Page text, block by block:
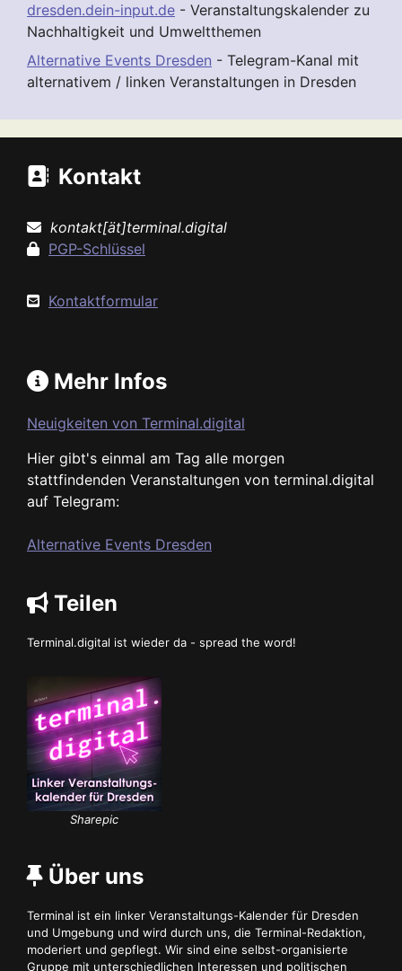
dresden.dein-input.de - Veranstaltungskalender zu
Nachhaltigkeit und Umweltthemen
Alternative Events Dresden - Telegram-Kanal mit
alternativem / linken Veranstaltungen in Dresden
Kontakt
kontakt[ät]terminal.digital
PGP-Schlüssel
Kontaktformular
Mehr Infos
Neuigkeiten von Terminal.digital
Hier gibt's einmal am Tag alle morgen
stattfindenden Veranstaltungen von terminal.digital
auf Telegram:
Alternative Events Dresden
Teilen
Terminal.digital ist wieder da - spread the word!
Sharepic
Über uns
Terminal ist ein linker Veranstaltungs-Kalender für Dresden
und Umgebung und wird durch uns, die Terminal-Redaktion,
moderiert und gepflegt. Wir sind eine selbst-organisierte
Gruppe mit unterschiedlichen Interessen und politischen